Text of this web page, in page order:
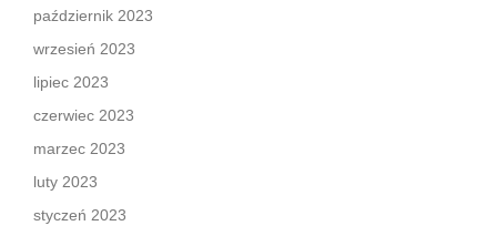
październik 2023
wrzesień 2023
lipiec 2023
czerwiec 2023
marzec 2023
luty 2023
styczeń 2023